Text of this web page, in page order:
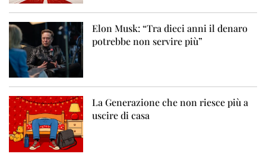
Elon Musk: “Tra dieci anni il denaro
potrebbe non servire più”
La Generazione che non riesce più a
uscire di casa